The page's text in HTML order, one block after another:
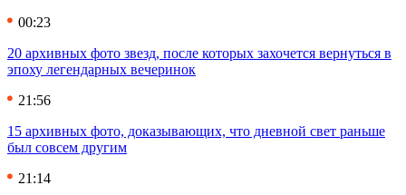
00:23
20 архивных фото звезд, после которых захочется вернуться в
эпоху легендарных вечеринок
21:56
15 архивных фото, доказывающих, что дневной свет раньше
был совсем другим
21:14